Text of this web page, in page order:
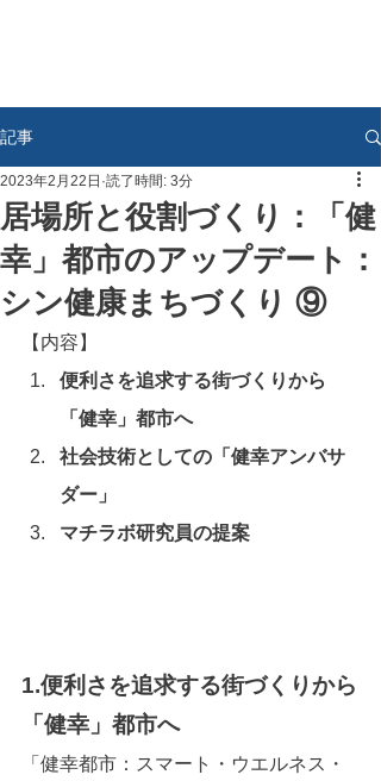
記事
居場所と役割づくり：「健
幸」都市のアップデート：
シン健康まちづくり ⑨
2023年2月22日 読了時間: 3分
【内容】
便利さを追求する街づくりから
「健幸」都市へ
社会技術としての「健幸アンバサ
ダー」
マチラボ研究員の提案
1.便利さを追求する街づくりから
「健幸」都市へ
「健幸都市：スマート・ウエルネス・